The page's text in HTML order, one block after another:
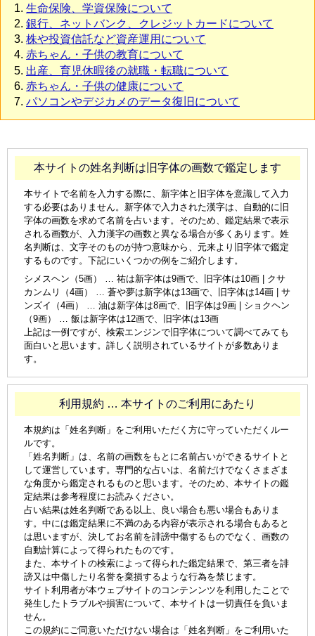
生命保険、学資保険について
銀行、ネットバンク、クレジットカードについて
株や投資信託など資産運用について
赤ちゃん・子供の教育について
出産、育児休暇後の就職・転職について
赤ちゃん・子供の健康について
パソコンやデジカメのデータ復旧について
本サイトの姓名判断は旧字体の画数で鑑定します
本サイトで名前を入力する際に、新字体と旧字体を意識して入力
する必要はありません。新字体で入力された漢字は、自動的に旧
字体の画数を求めて名前を占います。そのため、鑑定結果で表示
される画数が、入力漢字の画数と異なる場合が多くあります。姓
名判断は、文字そのものが持つ意味から、元来より旧字体で鑑定
するものです。下記にいくつかの例をご紹介します。
シメスヘン（5画） … 祐は新字体は9画で、旧字体は10画 | クサ
カンムリ（4画） … 蒼や夢は新字体は13画で、旧字体は14画 | サ
ンズイ（4画） … 油は新字体は8画で、旧字体は9画 | ショクヘン
（9画） … 飯は新字体は12画で、旧字体は13画
上記は一例ですが、検索エンジンで旧字体について調べてみても
面白いと思います。詳しく説明されているサイトが多数ありま
す。
利用規約 … 本サイトのご利用にあたり
本規約は「姓名判断」をご利用いただく方に守っていただくルー
ルです。
「姓名判断」は、名前の画数をもとに名前占いができるサイトと
して運営しています。専門的な占いは、名前だけでなくさまざま
な角度から鑑定されるものと思います。そのため、本サイトの鑑
定結果は参考程度にお読みください。
占い結果は姓名判断である以上、良い場合も悪い場合もありま
す。中には鑑定結果に不満のある内容が表示される場合もあると
は思いますが、決してお名前を誹謗中傷するものでなく、画数の
自動計算によって得られたものです。
また、本サイトの検索によって得られた鑑定結果で、第三者を誹
謗又は中傷したり名誉を棄損するような行為を禁じます。
サイト利用者が本ウェブサイトのコンテンンツを利用したことで
発生したトラブルや損害について、本サイトは一切責任を負いま
せん。
この規約にご同意いただけない場合は「姓名判断」をご利用いた